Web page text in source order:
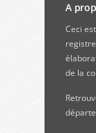
A
Ceci
de la